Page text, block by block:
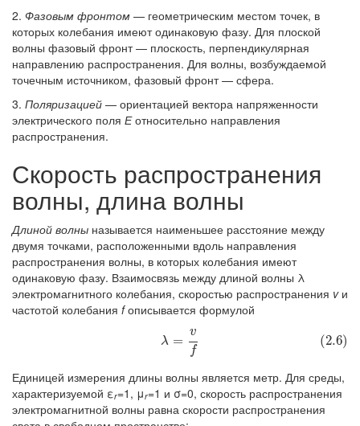
2. Фазовым фронтом — геометрическим местом точек, в
которых колебания имеют одинаковую фазу. Для плоской
волны фазовый фронт — плоскость, перпендикулярная
направлению распространения. Для волны, возбуждаемой
точечным источником, фазовый фронт — сфера.
3. Поляризацией — ориентацией вектора напряженности
электрического поля Еотносительно направления
распространения.
Скорость распространения
волны, длина волны
Длиной волны называется наименьшее расстояние между
двумя точками, расположенными вдоль направления
распространения волны, в которых колебания имеют
одинаковую фазу. Взаимосвязь между длиной волны λ
электромагнитного колебания, скоростью распространения vи
частотой колебания fописывается формулой
λ =
v
f
(2.6)
(2.6)λ =v
Единицей измерения длины волны является метр. Для среды,
характеризуемой εr=1, μr=1 и σ=0, скорость распространения
электромагнитной волны равна скорости распространения